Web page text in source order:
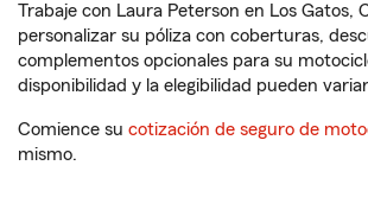
Trabaje con Laura Peterson en Los Gatos,
personalizar su póliza con coberturas,
complementos opcionales para su
disponibilidad y la elegibilidad pueden
Comience su cotización de seguro de
mismo.